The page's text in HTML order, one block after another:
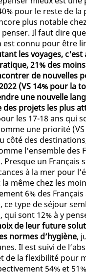
pour le reste de
plus notable
penser. Il faut dire
est connu pour être
les voyages,
21% des
de nouvelles
(VS 14% pour la
une nouvelle
des projets les plus
les 17-18 ans qui
une priorité
côté des
l'ensemble des
un Français
à la mer pour
même chez les
6% des
ce type de séjour
qui sont 12% à y
de leur future
normes d’hygiène,
Il est suivi de
de la flexibilité pour
54% et